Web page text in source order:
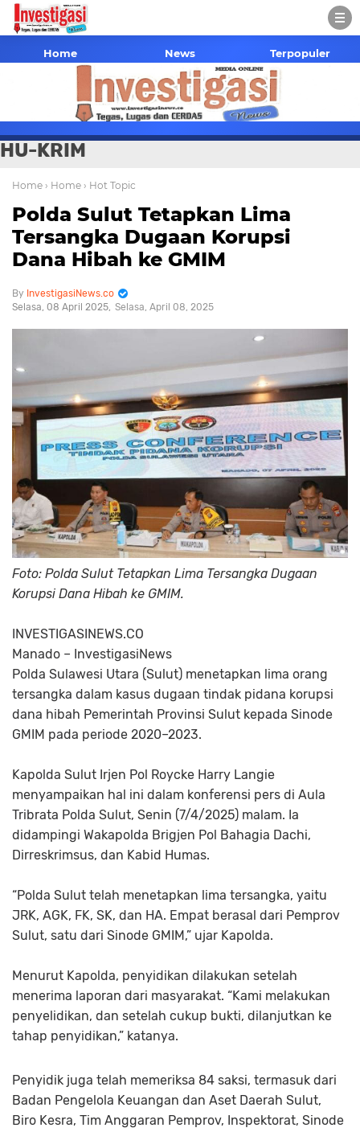
Home News Terpopuler
HU-KRIM
Home › Home › Hot Topic
Polda Sulut Tetapkan Lima
Tersangka Dugaan Korupsi
Dana Hibah ke GMIM
InvestigasiNews.co
Selasa, 08 April 2025 Selasa, April 08, 2025
Foto: Polda Sulut Tetapkan Lima Tersangka Dugaan
Korupsi Dana Hibah ke GMIM.
INVESTIGASINEWS.CO
Manado – InvestigasiNews
Polda Sulawesi Utara (Sulut) menetapkan lima orang
tersangka dalam kasus dugaan tindak pidana korupsi
dana hibah Pemerintah Provinsi Sulut kepada Sinode
GMIM pada periode 2020–2023.
Kapolda Sulut Irjen Pol Roycke Harry Langie
menyampaikan hal ini dalam konferensi pers di Aula
Tribrata Polda Sulut, Senin (7/4/2025) malam. Ia
didampingi Wakapolda Brigjen Pol Bahagia Dachi,
Dirreskrimsus, dan Kabid Humas.
“Polda Sulut telah menetapkan lima tersangka, yaitu
JRK, AGK, FK, SK, dan HA. Empat berasal dari Pemprov
Sulut, satu dari Sinode GMIM,” ujar Kapolda.
Menurut Kapolda, penyidikan dilakukan setelah
menerima laporan dari masyarakat. “Kami melakukan
penyelidikan, dan setelah cukup bukti, dilanjutkan ke
tahap penyidikan,” katanya.
Penyidik juga telah memeriksa 84 saksi, termasuk dari
Badan Pengelola Keuangan dan Aset Daerah Sulut,
Biro Kesra, Tim Anggaran Pemprov, Inspektorat, Sinode